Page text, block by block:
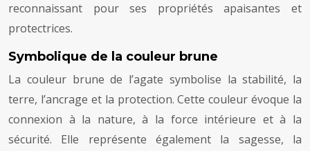
reconnaissant pour ses propriétés apaisantes et
protectrices.
Symbolique de la couleur brune
La couleur brune de l’agate symbolise la stabilité, la
terre, l’ancrage et la protection. Cette couleur évoque la
connexion à la nature, à la force intérieure et à la
sécurité. Elle représente également la sagesse, la